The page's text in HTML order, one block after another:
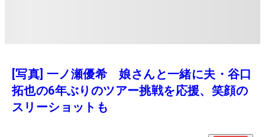
[写真] 一ノ瀬優希 娘さんと一緒に夫・谷口
拓也の6年ぶりのツアー挑戦を応援、笑顔の
スリーショットも